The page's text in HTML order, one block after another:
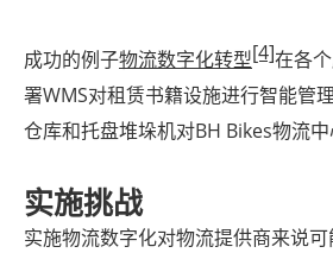
成功的例子物流数字化转型[4]在各
署WMS对租赁书籍设施进行智能管
仓库和托盘堆垛机对BH Bikes物流中
实施挑战
实施物流数字化对物流提供商来说